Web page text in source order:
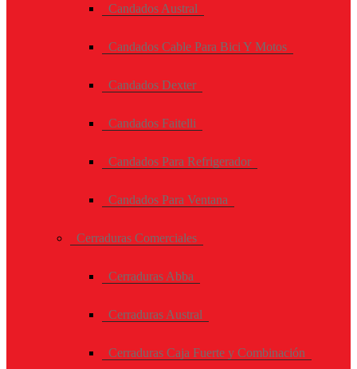
Candados Austral
Candados Cable Para Bici Y Motos
Candados Dexter
Candados Faitelli
Candados Para Refrigerador
Candados Para Ventana
Cerraduras Comerciales
Cerraduras Abba
Cerraduras Austral
Cerraduras Caja Fuerte y Combinación